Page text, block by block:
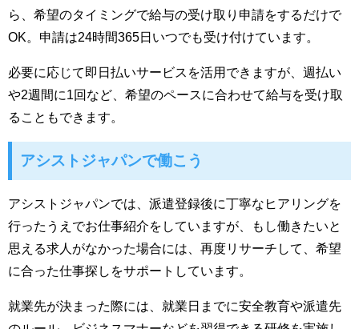
ら、希望のタイミングで給与の受け取り申請をするだけで
OK。申請は24時間365日いつでも受け付けています。
必要に応じて即日払いサービスを活用できますが、週払い
や2週間に1回など、希望のペースに合わせて給与を受け取
ることもできます。
アシストジャパンで働こう
アシストジャパンでは、派遣登録後に丁寧なヒアリングを
行ったうえでお仕事紹介をしていますが、もし働きたいと
思える求人がなかった場合には、再度リサーチして、希望
に合った仕事探しをサポートしています。
就業先が決まった際には、就業日までに安全教育や派遣先